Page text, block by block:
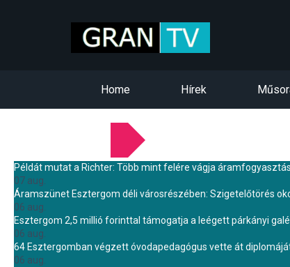
Home Hírek
Példát mutat a Richter: Több mint felére vágja
07 aug.
Áramszünet Esztergom déli városrészében: Szigetelőtörés
06 aug.
Esztergom 2,5 millió forinttal támogatja a leégett párkányi
06 aug.
64 Esztergomban végzett óvodapedagógus vette át
06 aug.